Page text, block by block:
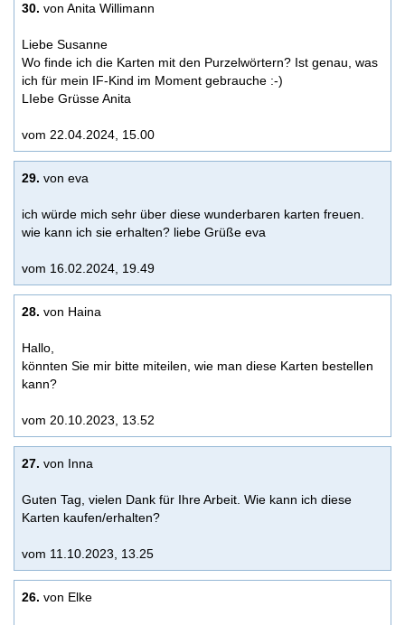
30. von Anita Willimann
Liebe Susanne
Wo finde ich die Karten mit den Purzelwörtern? Ist genau, was
ich für mein IF-Kind im Moment gebrauche :-)
LIebe Grüsse Anita
vom 22.04.2024, 15.00
29. von eva
ich würde mich sehr über diese wunderbaren karten freuen.
wie kann ich sie erhalten? liebe Grüße eva
vom 16.02.2024, 19.49
28. von Haina
Hallo,
könnten Sie mir bitte miteilen, wie man diese Karten bestellen
kann?
vom 20.10.2023, 13.52
27. von Inna
Guten Tag, vielen Dank für Ihre Arbeit. Wie kann ich diese
Karten kaufen/erhalten?
vom 11.10.2023, 13.25
26. von Elke